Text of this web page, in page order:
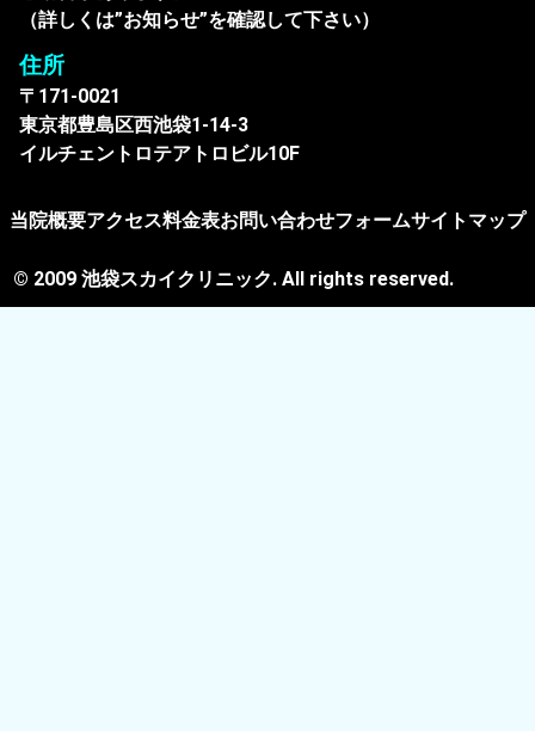
（詳しくは”お知らせ”を確認して下さい）
住所
〒171-0021
東京都豊島区西池袋1-14-3
イルチェントロテアトロビル10F
当院概要アクセス料金表お問い合わせフォームサイトマップ
© 2009 池袋スカイクリニック. All rights reserved.